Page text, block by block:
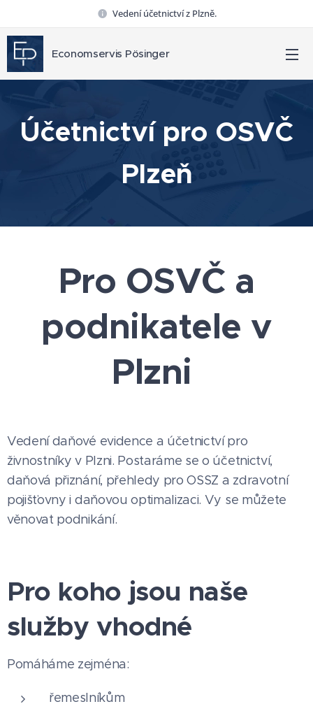
Vedení účetnictví z Plzně.
Economservis Pösinger
Účetnictví pro OSVČ
Plzeň
Pro OSVČ a
podnikatele v
Plzni
Vedení daňové evidence a účetnictví pro
živnostníky v Plzni. Postaráme se o účetnictví,
daňová přiznání, přehledy pro OSSZ a zdravotní
pojišťovny i daňovou optimalizaci. Vy se můžete
věnovat podnikání.
Pro koho jsou naše
služby vhodné
Pomáháme zejména:
řemeslníkům